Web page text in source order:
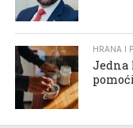
HRANA I
Jedna